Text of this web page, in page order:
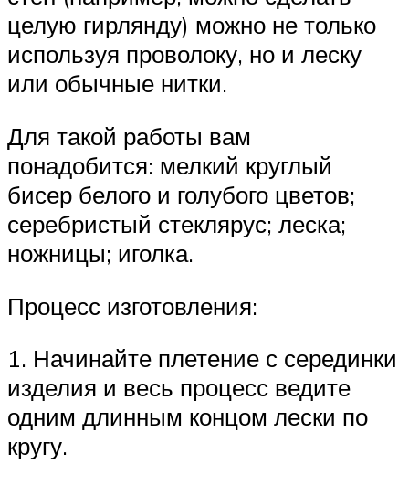
целую гирлянду) можно не только
используя проволоку, но и леску
или обычные нитки.
Для такой работы вам
понадобится: мелкий круглый
бисер белого и голубого цветов;
серебристый стеклярус; леска;
ножницы; иголка.
Процесс изготовления:
1. Начинайте плетение с серединки
изделия и весь процесс ведите
одним длинным концом лески по
кругу.